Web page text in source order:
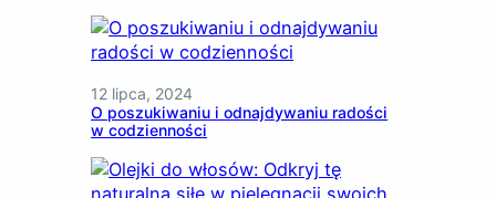
12 lipca, 2024
O poszukiwaniu i odnajdywaniu radości
w codzienności